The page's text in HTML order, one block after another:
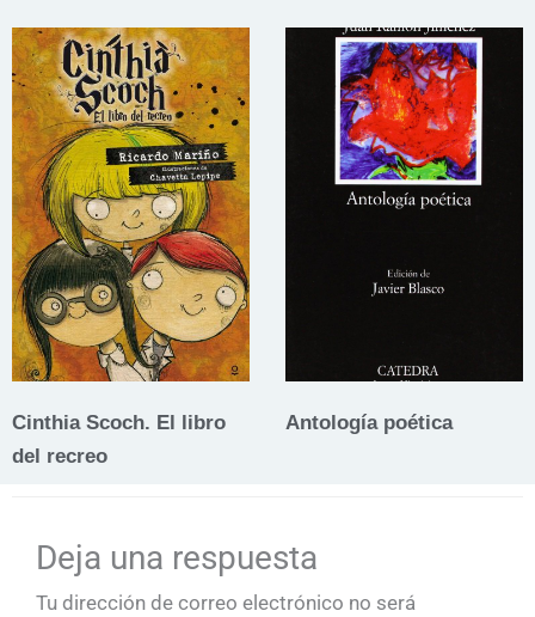
Cinthia Scoch. El libro
del recreo
Antología poética
Deja una respuesta
Tu dirección de correo electrónico no será